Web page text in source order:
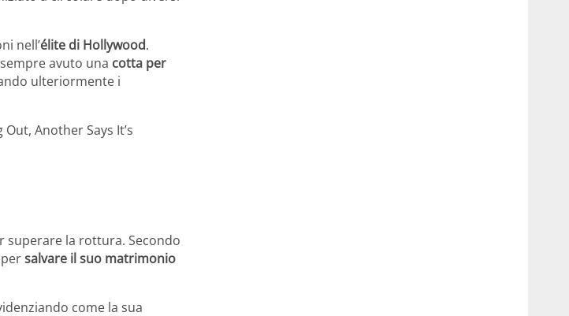
nell’élite di Hollywood.
avuto una cotta per
ulteriormente i
Another Says It’s
superare la rottura. Secondo
salvare il suo matrimonio
come la sua